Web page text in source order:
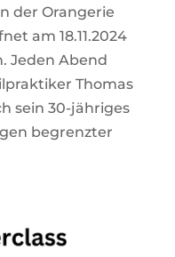
der Orangerie
am 18.11.2024
Jeden Abend
Thomas
sein 30-jähriges
begrenzter